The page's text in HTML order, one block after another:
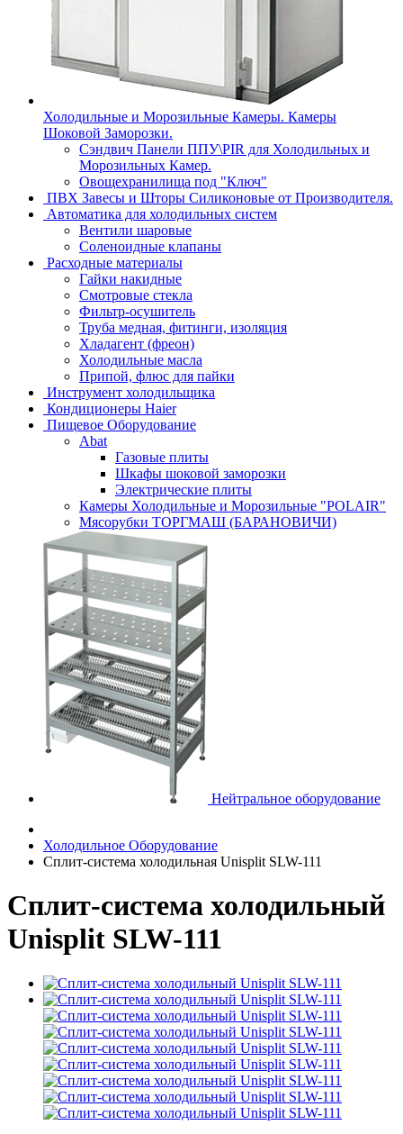
Холодильные и Морозильные Камеры. Камеры
Шоковой Заморозки.
Сэндвич Панели ППУ\PIR для Холодильных и
Морозильных Камер.
Овощехранилища под "Ключ"
ПВХ Завесы и Шторы Силиконовые от Производителя.
Автоматика для холодильных систем
Вентили шаровые
Соленоидные клапаны
Расходные материалы
Гайки накидные
Смотровые стекла
Фильтр-осушитель
Труба медная, фитинги, изоляция
Хладагент (фреон)
Холодильные масла
Припой, флюс для пайки
Инструмент холодильщика
Кондиционеры Haier
Пищевое Оборудование
Abat
Газовые плиты
Шкафы шоковой заморозки
Электрические плиты
Камеры Холодильные и Морозильные "POLAIR"
Мясорубки ТОРГМАШ (БАРАНОВИЧИ)
Нейтральное оборудование
Холодильное Оборудование
Сплит-система холодильная Unisplit SLW-111
Сплит-система холодильный
Unisplit SLW-111